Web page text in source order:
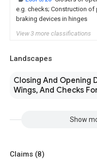
e.g. checks; Construction of
braking devices in hinges
View 3 more classifications
Landscapes
Closing And Opening
Wings, And Checks
Show
Claims (8)